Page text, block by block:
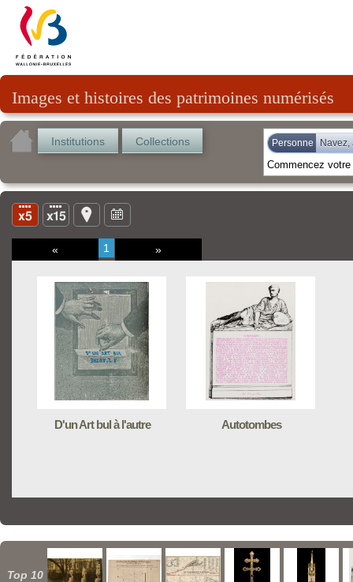
Images et histoires des patrimoines numérisés
Institutions Collections Personne Navez,
« 1 »
D'un Art bul à l'autre Autotombes
Top 10